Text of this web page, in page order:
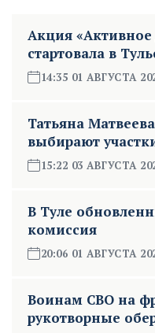
Акция «Активное
стартовала в
14:35 01 АВГУСТА
Татьяна
выбирают
15:22 03 АВГУСТА
В Туле
комиссия
20:06 01 АВГУСТА
Воинам СВО на
рукотворные